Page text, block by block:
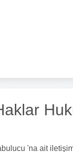
'na ait